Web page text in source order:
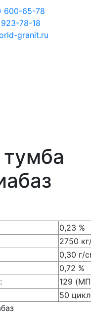
600-65-78
923-78-18
granit.ru
тумба
0,23 %
2750
0,30 г/
0,72 %
129
50